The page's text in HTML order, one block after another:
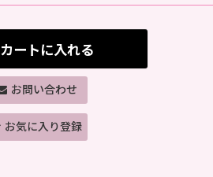
カートに入れる
お問い合わせ
お気に入り登録